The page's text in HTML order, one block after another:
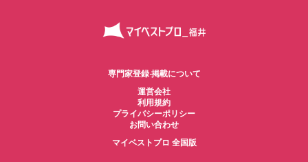
専門家登録·掲載について
運営会社
利用規約
プライバシーポリシー
お問い合わせ
マイベストプロ 全国版